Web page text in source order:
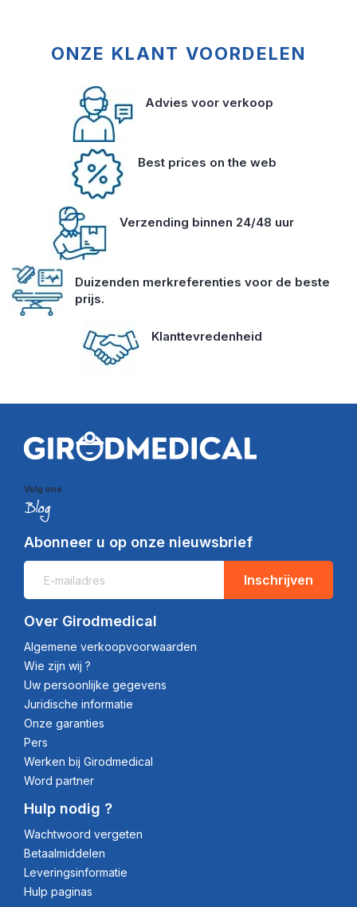
ONZE KLANT VOORDELEN
Advies voor verkoop
Best prices on the web
Verzending binnen 24/48 uur
Duizenden merkreferenties voor de beste
prijs.
Klanttevredenheid
Volg ons
Abonneer u op onze nieuwsbrief
Inschrijven
Over Girodmedical
Algemene verkoopvoorwaarden
Wie zijn wij ?
Uw persoonlijke gegevens
Juridische informatie
Onze garanties
Pers
Werken bij Girodmedical
Word partner
Hulp nodig ?
Wachtwoord vergeten
Betaalmiddelen
Leveringsinformatie
Hulp paginas